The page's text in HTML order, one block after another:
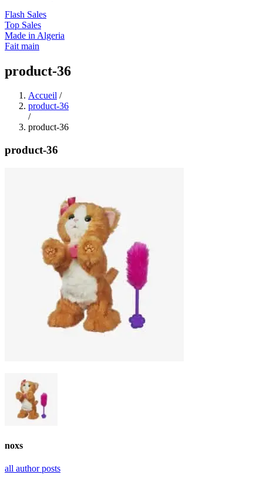
Flash Sales
Top Sales
Made in Algeria
Fait main
product-36
Accueil /
product-36
/
product-36
product-36
noxs
all author posts